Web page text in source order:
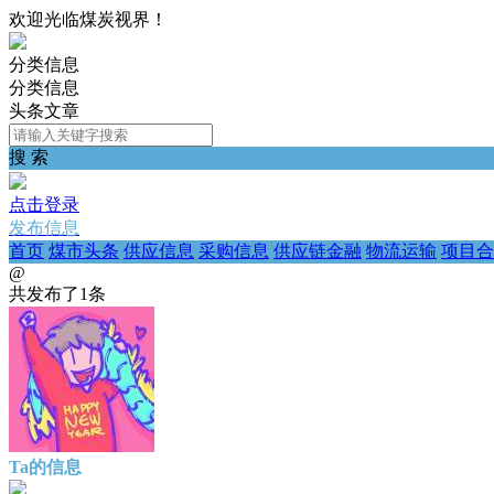
欢迎光临煤炭视界！
分类信息
分类信息
头条文章
搜 索
点击登录
发布信息
首页 煤市头条 供应信息 采购信息 供应链金融 物流运输 项目
@
共发布了1条
Ta的信息